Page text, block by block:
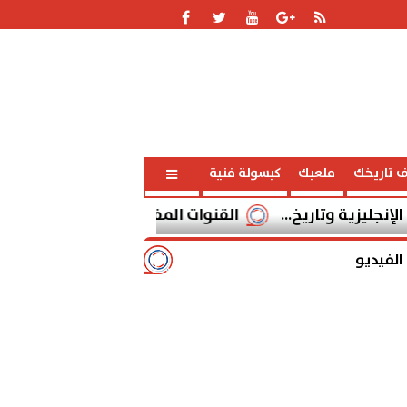
تاريخك ملعبك كبسولة فنية
القنوات المفتوحة الناقلة لمباراة برشلونة وسيلتا فيجو
الفيديو